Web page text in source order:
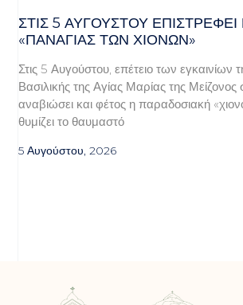
ΣΤΙΣ 5 ΑΥΓΟΎΣΤΟΥ
«ΠΑΝΑΓΊΑΣ ΤΩΝ ΧΙΌΝΩΝ»
Στις 5 Αυγούστου, επέτειο των εγκαινίων
Βασιλικής της Αγίας Μαρίας της
αναβιώσει και φέτος η παραδοσιακή
θυμίζει το θαυμαστό
5 Αυγούστου, 2026